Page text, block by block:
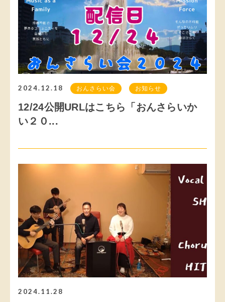
2024.12.18 おんさらい会 お知らせ
12/24公開URLはこちら「おんさらいか
い２０...
2024.11.28